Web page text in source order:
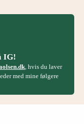
IG!
, hvis du laver
med mine følgere